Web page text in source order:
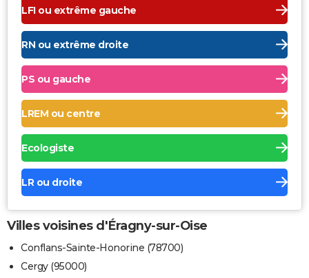
LFI ou extrême gauche
RN ou extrême droite
PS ou gauche
LREM ou centre
Ecologiste
LR ou droite
Villes voisines d'Éragny-sur-Oise
Conflans-Sainte-Honorine (78700)
Cergy (95000)